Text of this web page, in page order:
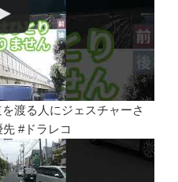
渡る人にジェスチャーさ
#ドラレコ